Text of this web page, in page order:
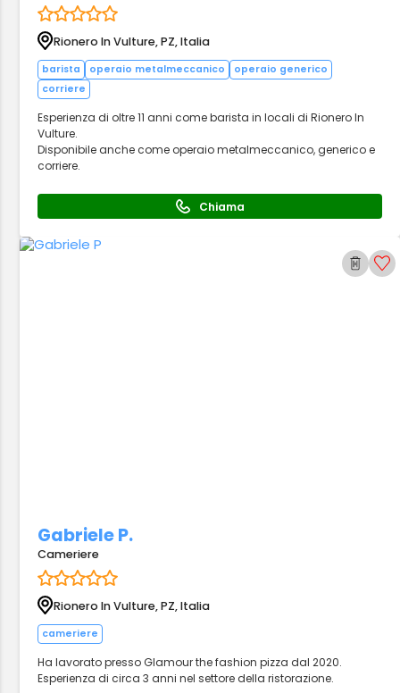
Rionero In Vulture, PZ, Italia
barista operaio metalmeccanico
operaio generico
corriere
Esperienza di oltre 11 anni come barista in locali di Rionero In
Vulture.
Disponibile anche come operaio metalmeccanico, generico e
corriere.
Chiama
Gabriele P.
Cameriere
Rionero In Vulture, PZ, Italia
cameriere
Ha lavorato presso Glamour the fashion pizza dal 2020.
Esperienza di circa 3 anni nel settore della ristorazione.